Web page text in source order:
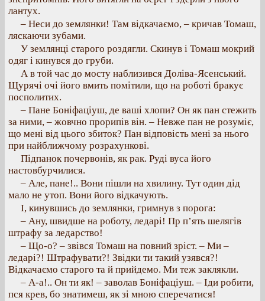
лантух.
– Неси до землянки! Там відкачаємо, – кричав Томаш,
ляскаючи зубами.
У землянці старого роздягли. Скинув і Томаш мокрий
одяг і кинувся до груби.
А в той час до мосту наблизився Доліва-Ясенський.
Щурячі очі його вмить помітили, що на роботі бракує
посполитих.
– Пане Боніфаціуш, де ваші хлопи? Он як пан стежить
за ними, – жовчно прорипів він. – Невже пан не розуміє,
що мені від цього збиток? Пан відповість мені за нього
при найближчому розрахункові.
Підпанок почервонів, як рак. Руді вуса його
настовбурчилися.
– Але, пане!.. Вони пішли на хвилину. Тут один дід
мало не утоп. Вони його відкачують.
І, кинувшись до землянки, гримнув з порога:
– Ану, швидше на роботу, ледарі! Пр п’ять шелягів
штрафу за ледарство!
– Що-о? – звівся Томаш на повний зріст. – Ми –
ледарі?! Штрафувати?! Звідки ти такий узявся?!
Відкачаємо старого та й прийдемо. Ми теж заклякли.
– А-а!.. Он ти як! – заволав Боніфаціуш. – Іди робити,
пся крев, бо знатимеш, як зі мною сперечатися!